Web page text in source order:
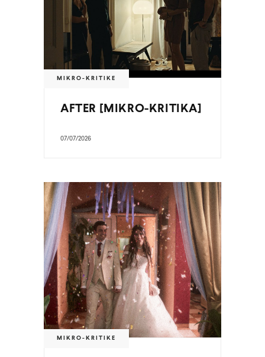
MIKRO-KRITIKE
AFTER [MIKRO-KRITIKA]
07/07/2026
MIKRO-KRITIKE